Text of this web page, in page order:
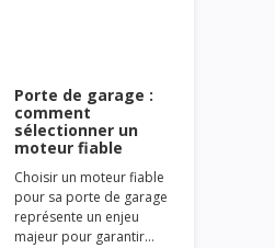
Porte de garage :
comment
sélectionner un
moteur fiable
Choisir un moteur fiable
pour sa porte de garage
représente un enjeu
majeur pour garantir…